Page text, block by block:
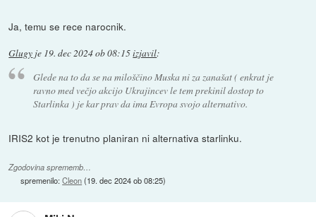
Ja, temu se rece narocnik.
Glugy je 19. dec 2024 ob 08:15izjavil:
Glede na to da se na miloščino Muska ni za zanašat ( enkrat je
ravno med večjo akcijo Ukrajincev le tem prekinil dostop to
Starlinka ) je kar prav da ima Evropa svojo alternativo.
IRIS2 kot je trenutno planiran ni alternativa starlinku.
Zgodovina sprememb…
spremenilo:Cleon(19. dec 2024 ob 08:25)